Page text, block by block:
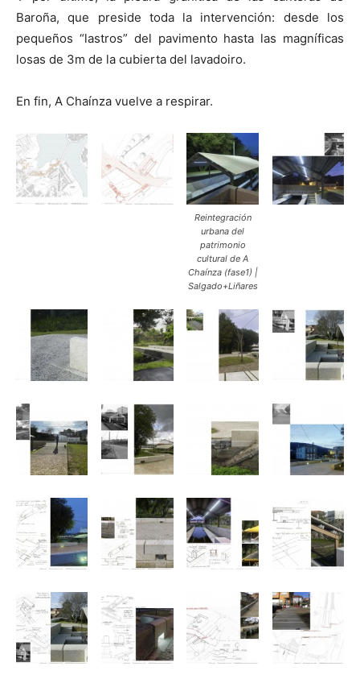
Baroña, que preside toda la intervención: desde los
pequeños “lastros” del pavimento hasta las magníficas
losas de 3m de la cubierta del lavadoiro.
En fin, A Chaínza vuelve a respirar.
Reintegración
urbana del
patrimonio
cultural de A
Chaínza (fase1) |
Salgado+Liñares